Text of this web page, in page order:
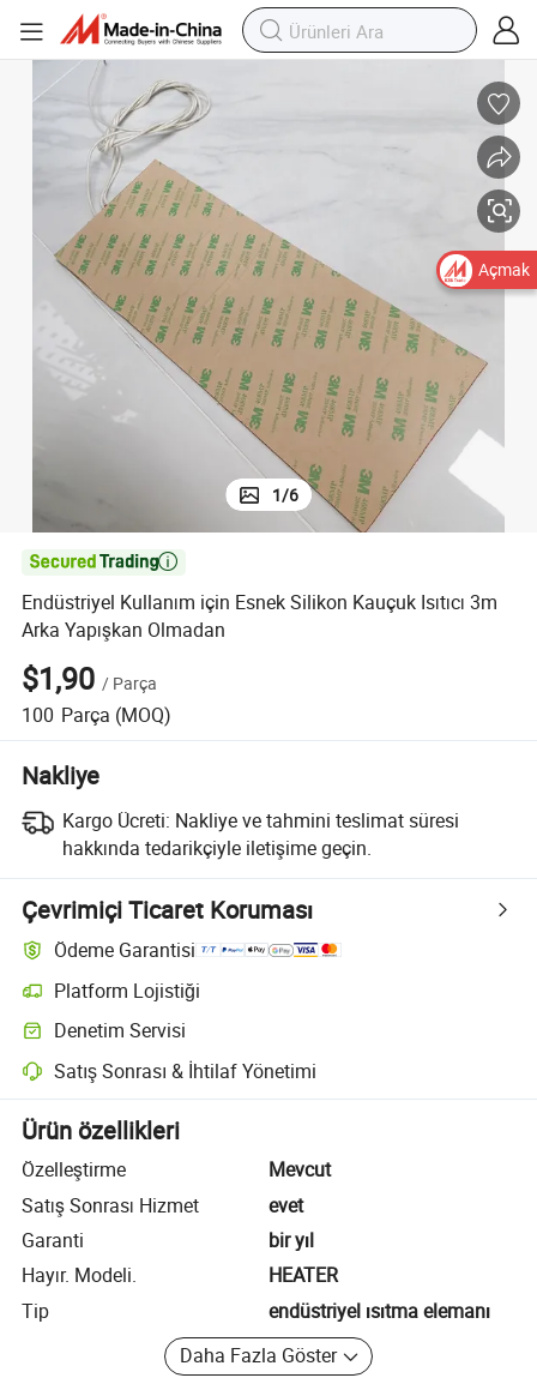
Endüstriyel Kullanım için Esnek Silikon Kauçuk Isıtıcı 3m Arka Yapışkan
1/6

Endüstriyel Kullanım için Esnek Silikon Kauçuk Isıtıcı 3m
Arka Yapışkan Olmadan
$1,90 / Parça
100 Parça (MOQ)
Nakliye
Kargo Ücreti: Nakliye ve tahmini teslimat süresi
hakkında tedarikçiyle iletişime geçin.
Çevrimiçi Ticaret Koruması
Ödeme Garantisi
Platform Lojistiği
Platform destekli lojistik ile daha net gönderi takibi
Denetim Servisi
Seçime bağlı ön sevkiyat denetimi kalite ve miktar kontrolleri için
Satış Sonrası & İhtilaf Yönetimi
Platform destekli uyuşmazlık çözümü, uygun olduğunda iade veya
Ürün özellikleri
Özelleştirme
Mevcut
Satış Sonrası Hizmet
evet
Garanti
bir yıl
Hayır. Modeli.
HEATER
Tip
endüstriyel ısıtma elemanı
Daha Fazla Göster
Açmak